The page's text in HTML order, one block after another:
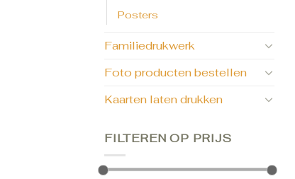
Posters
Familiedrukwerk
Foto producten bestellen
Kaarten laten drukken
FILTEREN OP PRIJS